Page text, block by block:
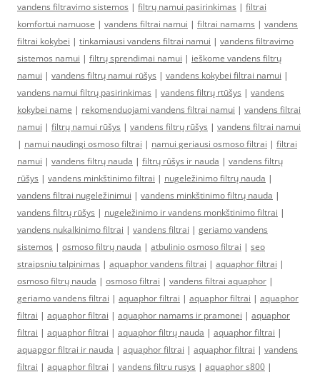
vandens filtravimo sistemos | filtrų namui pasirinkimas | filtrai
komfortui namuose | vandens filtrai namui | filtrai namams | vandens
filtrai kokybei | tinkamiausi vandens filtrai namui | vandens filtravimo
sistemos namui | filtrų sprendimai namui | ieškome vandens filtrų
namui | vandens filtrų namui rūšys | vandens kokybei filtrai namui |
vandens namui filtrų pasirinkimas | vandens filtrų rtūšys | vandens
kokybei name | rekomenduojami vandens filtrai namui | vandens filtrai
namui | filtrų namui rūšys | vandens filtrų rūšys | vandens filtrai namui
| namui naudingi osmoso filtrai | namui geriausi osmoso filtrai | filtrai
namui | vandens filtrų nauda | filtrų rūšys ir nauda | vandens filtrų
rūšys | vandens minkštinimo filtrai | nugeležinimo filtrų nauda |
vandens filtrai nugeležinimui | vandens minkštinimo filtrų nauda |
vandens filtrų rūšys | nugeležinimo ir vandens monkštinimo filtrai |
vandens nukalkinimo filtrai | vandens filtrai | geriamo vandens
sistemos | osmoso filtrų nauda | atbulinio osmoso filtrai | seo
straipsniu talpinimas | aquaphor vandens filtrai | aquaphor filtrai |
osmoso filtrų nauda | osmoso filtrai | vandens filtrai aquaphor |
geriamo vandens filtrai | aquaphor filtrai | aquaphor filtrai | aquaphor
filtrai | aquaphor filtrai | aquaphor namams ir pramonei | aquaphor
filtrai | aquaphor filtrai | aquaphor filtrų nauda | aquaphor filtrai |
aquapgor filtrai ir nauda | aquaphor filtrai | aquaphor filtrai | vandens
filtrai | aquaphor filtrai | vandens filtru rusys | aquaphor s800 |